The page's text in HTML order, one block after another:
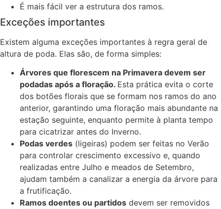
É mais fácil ver a estrutura dos ramos.
Exceções importantes
Existem alguma exceções importantes à regra geral de
altura de poda. Elas são, de forma simples:
Árvores que florescem na Primavera devem ser
podadas após a floração. Esta prática evita o corte
dos botões florais que se formam nos ramos do ano
anterior, garantindo uma floração mais abundante na
estação seguinte, enquanto permite à planta tempo
para cicatrizar antes do Inverno.
Podas verdes (ligeiras) podem ser feitas no Verão
para controlar crescimento excessivo e, quando
realizadas entre Julho e meados de Setembro,
ajudam também a canalizar a energia da árvore para
a frutificação.
Ramos doentes ou partidos devem ser removidos